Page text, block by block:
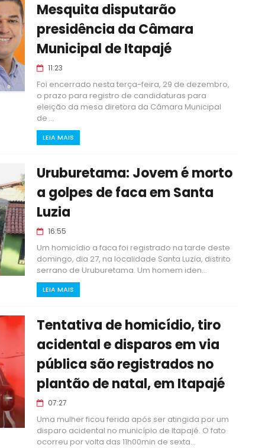
Mesquita disputarão
presidência da Câmara
Municipal de Itapajé
11:23
Foi encerrado nesta terça-feira, 29 de dezembro,
o prazo para registro de candidaturas para
eleição da mesa diretora da Câmara Municipal
de ...
LEIA MAIS
Uruburetama: Jovem é morto
a golpes de faca em Santa
Luzia
16:55
Um homicídio a faca foi registrado na tarde deste
domingo, dia 27, na localidade Santa Luzia, distrito
serrano de Uruburetama. Um homem iden...
LEIA MAIS
Tentativa de homicídio, tiro
acidental e disparos em via
pública são registrados no
plantão de natal, em Itapajé
07:27
Uma mulher ficou ferida após ser atingida por um
disparo acidental no município de Itapajé. O fato
ocorreu por volta das 11h00min de sexta...